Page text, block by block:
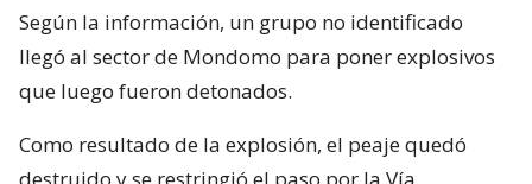
Según la información, un grupo no identificado
llegó al sector de Mondomo para poner explosivos
que luego fueron detonados.
Como resultado de la explosión, el peaje quedó